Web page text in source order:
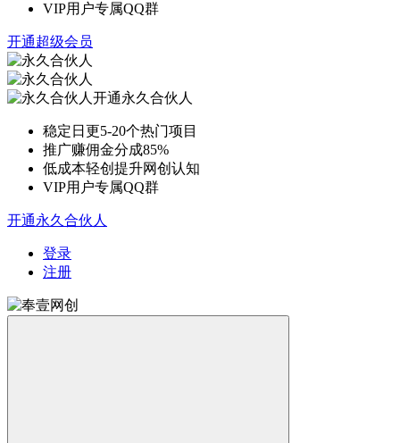
VIP用户专属QQ群
开通超级会员
开通永久合伙人
稳定日更5-20个热门项目
推广赚佣金分成85%
低成本轻创提升网创认知
VIP用户专属QQ群
开通永久合伙人
登录
注册